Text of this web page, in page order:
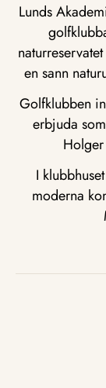
Lunds
en sann
Golfklubben
erbjuda
I
moderna